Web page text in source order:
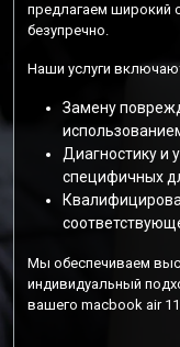
предлагаем широкий
безупречно.
Наши услуги
Замену
Диагностику и
специфичных
Мы обеспечиваем
индивидуальный
вашего macbook air